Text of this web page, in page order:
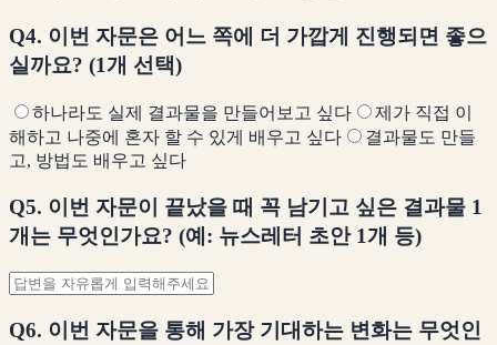
Q4. 이번 자문은 어느 쪽에 더 가깝게 진행되면 좋으
실까요? (1개 선택)
하나라도 실제 결과물을 만들어보고 싶다
제가 직접 이
해하고 나중에 혼자 할 수 있게 배우고 싶다
결과물도 만들
고, 방법도 배우고 싶다
Q5. 이번 자문이 끝났을 때 꼭 남기고 싶은 결과물 1
개는 무엇인가요? (예: 뉴스레터 초안 1개 등)
Q6. 이번 자문을 통해 가장 기대하는 변화는 무엇인